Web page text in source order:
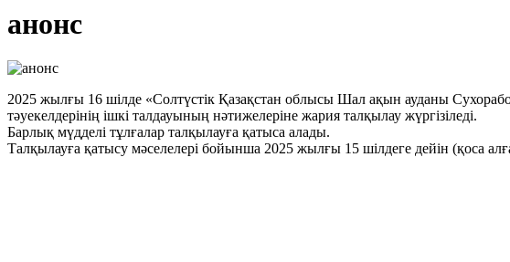
анонс
2025 жылғы 16 шілде «Солтүстік Қазақстан облысы Шал ақын ауданы
тәуекелдерінің ішкі талдауының нәтижелеріне жария талқылау жүргізіледі.
Барлық мүдделі тұлғалар талқылауға қатыса алады.
Талқылауға қатысу мәселелері бойынша 2025 жылғы 15 шілдеге дейін (қоса